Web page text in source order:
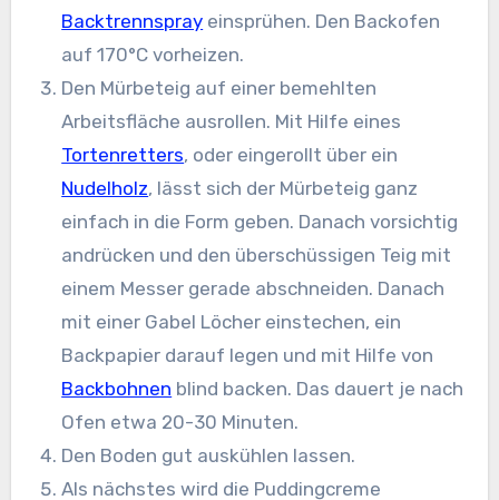
Backtrennspray einsprühen. Den Backofen
auf 170°C vorheizen.
Den Mürbeteig auf einer bemehlten
Arbeitsfläche ausrollen. Mit Hilfe eines
Tortenretters, oder eingerollt über ein
Nudelholz, lässt sich der Mürbeteig ganz
einfach in die Form geben. Danach vorsichtig
andrücken und den überschüssigen Teig mit
einem Messer gerade abschneiden. Danach
mit einer Gabel Löcher einstechen, ein
Backpapier darauf legen und mit Hilfe von
Backbohnen blind backen. Das dauert je nach
Ofen etwa 20-30 Minuten.
Den Boden gut auskühlen lassen.
Als nächstes wird die Puddingcreme